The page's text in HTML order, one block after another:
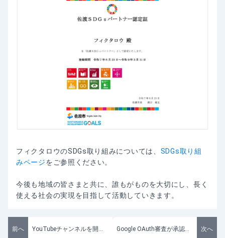
フィクタロウのSDGs取り組みについては、 SDGs取り組
みページをご参照ください。
今後も地域の皆さまと共に、誰もがものを大切にし、長く
使える社会の実現を目指して活動していきます。
前へ 次へ